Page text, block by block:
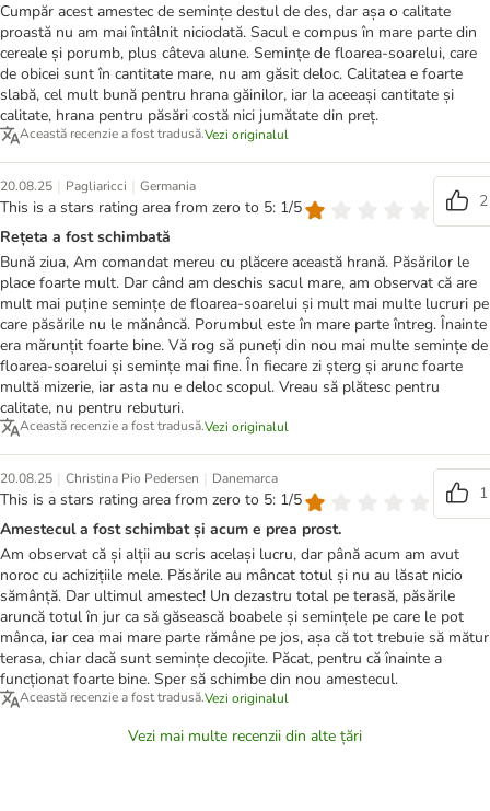
Cumpăr acest amestec de semințe destul de des, dar așa o calitate
proastă nu am mai întâlnit niciodată. Sacul e compus în mare parte din
cereale și porumb, plus câteva alune. Semințe de floarea-soarelui, care
de obicei sunt în cantitate mare, nu am găsit deloc. Calitatea e foarte
slabă, cel mult bună pentru hrana găinilor, iar la aceeași cantitate și
calitate, hrana pentru păsări costă nici jumătate din preț.
Această recenzie a fost tradusă.Vezi originalul
20.08.25 | Pagliaricci | Germania
This is a stars rating area from zero to 5: 1/5
2
Rețeta a fost schimbată
Bună ziua, Am comandat mereu cu plăcere această hrană. Păsărilor le
place foarte mult. Dar când am deschis sacul mare, am observat că are
mult mai puține semințe de floarea-soarelui și mult mai multe lucruri pe
care păsările nu le mănâncă. Porumbul este în mare parte întreg. Înainte
era mărunțit foarte bine. Vă rog să puneți din nou mai multe semințe de
floarea-soarelui și semințe mai fine. În fiecare zi șterg și arunc foarte
multă mizerie, iar asta nu e deloc scopul. Vreau să plătesc pentru
calitate, nu pentru rebuturi.
Această recenzie a fost tradusă.Vezi originalul
20.08.25 | Christina Pio Pedersen | Danemarca
This is a stars rating area from zero to 5: 1/5
1
Amestecul a fost schimbat și acum e prea prost.
Am observat că și alții au scris același lucru, dar până acum am avut
noroc cu achizițiile mele. Păsările au mâncat totul și nu au lăsat nicio
sămânță. Dar ultimul amestec! Un dezastru total pe terasă, păsările
aruncă totul în jur ca să găsească boabele și semințele pe care le pot
mânca, iar cea mai mare parte rămâne pe jos, așa că tot trebuie să mătur
terasa, chiar dacă sunt semințe decojite. Păcat, pentru că înainte a
funcționat foarte bine. Sper să schimbe din nou amestecul.
Această recenzie a fost tradusă.Vezi originalul
Vezi mai multe recenzii din alte țări